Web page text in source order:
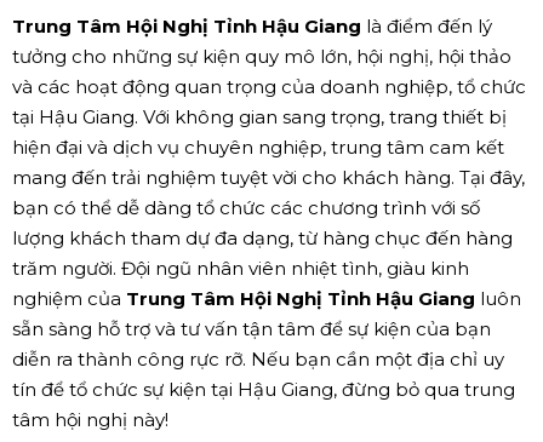
Trung Tâm Hội Nghị Tỉnh Hậu Giang là điểm đến lý
tưởng cho những sự kiện quy mô lớn, hội nghị, hội thảo
và các hoạt động quan trọng của doanh nghiệp, tổ chức
tại Hậu Giang. Với không gian sang trọng, trang thiết bị
hiện đại và dịch vụ chuyên nghiệp, trung tâm cam kết
mang đến trải nghiệm tuyệt vời cho khách hàng. Tại đây,
bạn có thể dễ dàng tổ chức các chương trình với số
lượng khách tham dự đa dạng, từ hàng chục đến hàng
trăm người. Đội ngũ nhân viên nhiệt tình, giàu kinh
nghiệm của Trung Tâm Hội Nghị Tỉnh Hậu Giang luôn
sẵn sàng hỗ trợ và tư vấn tận tâm để sự kiện của bạn
diễn ra thành công rực rỡ. Nếu bạn cần một địa chỉ uy
tín để tổ chức sự kiện tại Hậu Giang, đừng bỏ qua trung
tâm hội nghị này!